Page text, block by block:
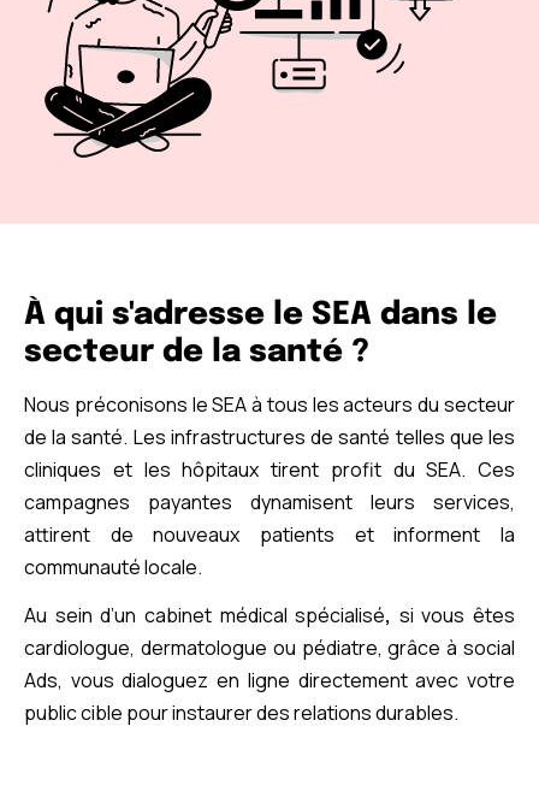
À qui s'adresse le SEA dans le
secteur de la santé ?
Nous préconisons le SEA à tous les acteurs du secteur
de la santé. Les infrastructures de santé telles que les
cliniques et les hôpitaux tirent profit du SEA. Ces
campagnes payantes dynamisent leurs services,
attirent de nouveaux patients et informent la
communauté locale.
Au sein d’un cabinet médical spécialisé, si vous êtes
cardiologue, dermatologue ou pédiatre, grâce à social
Ads, vous dialoguez en ligne directement avec votre
public cible pour instaurer des relations durables.